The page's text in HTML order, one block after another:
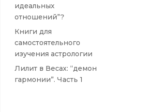
идеальных
отношений”?
Книги для
самостоятельного
изучения астрологии
Лилит в Весах: “демон
гармонии”. Часть 1